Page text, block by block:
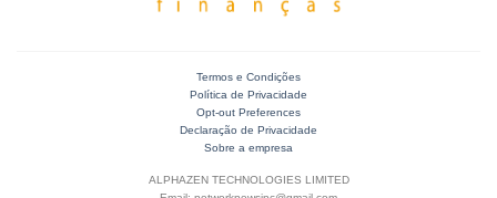
Termos e Condições
Política de Privacidade
Opt-out Preferences
Declaração de Privacidade
Sobre a empresa
ALPHAZEN TECHNOLOGIES LIMITED